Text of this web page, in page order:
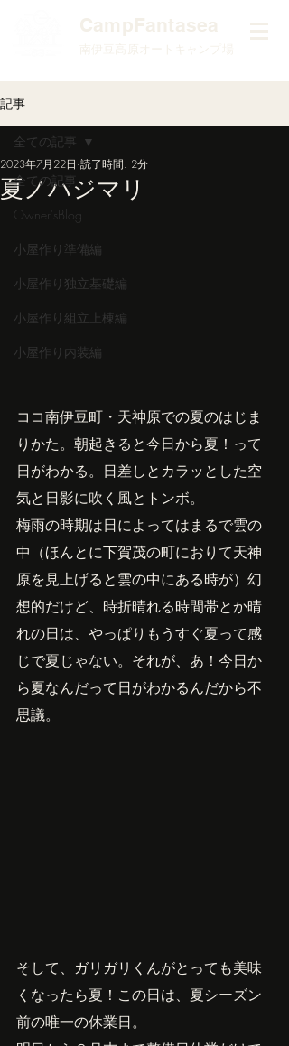
​CampFantasea
南伊豆高原オートキャンプ場
記事
全ての記事
Owner'sBlog
小屋作り準備編
小屋作り独立基礎編
小屋作り組立上棟編
小屋作り内装編
全ての記事
夏ノハジマリ
2023年7月22日 読了時間: 2分
ココ南伊豆町・天神原での夏のはじま
りかた。朝起きると今日から夏！って
日がわかる。日差しとカラッとした空
気と日影に吹く風とトンボ。
梅雨の時期は日によってはまるで雲の
中（ほんとに下賀茂の町におりて天神
原を見上げると雲の中にある時が）幻
想的だけど、時折晴れる時間帯とか晴
れの日は、やっぱりもうすぐ夏って感
じで夏じゃない。それが、あ！今日か
ら夏なんだって日がわかるんだから不
思議。
そして、ガリガリくんがとっても美味
くなったら夏！この日は、夏シーズン
前の唯一の休業日。